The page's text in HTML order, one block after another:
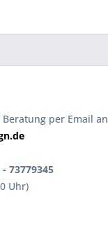
per Email
- 73779345
Uhr)